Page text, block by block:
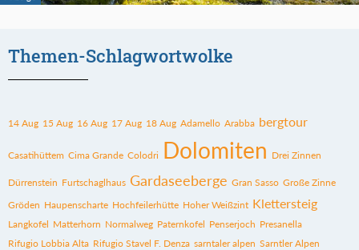
Themen-Schlagwortwolke
14 Aug 15 Aug 16 Aug 17 Aug 18 Aug Adamello Arabba bergtour
Casatihüttem Cima Grande Colodri Dolomiten Drei Zinnen
Dürrenstein Furtschaglhaus Gardaseeberge Gran Sasso Große Zinne
Gröden Haupenscharte Hochfeilerhütte Hoher Weißzint Klettersteig
Langkofel Matterhorn Normalweg Paternkofel Penserjoch Presanella
Rifugio Lobbia Alta Rifugio Stavel F. Denza sarntaler alpen Sarntler Alpen